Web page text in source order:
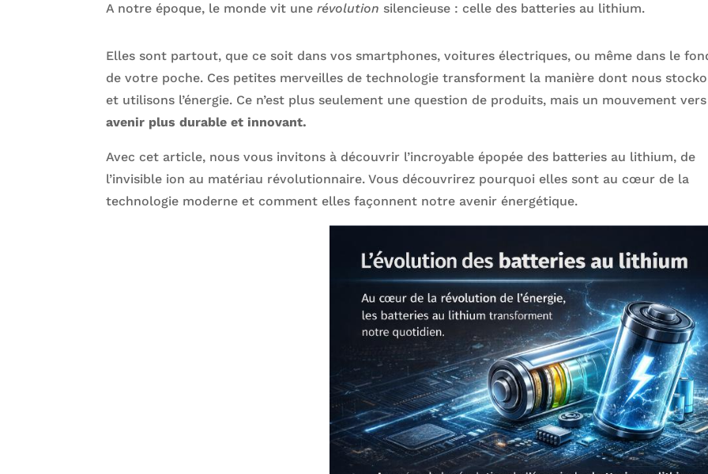
A notre époque, le monde vit unerévolution silencieuse : celle des batteries au lithium.
Elles sont partout, que ce soit dans vos smartphones, voitures électriques, ou même dans le
de votre poche. Ces petites merveilles de technologie transforment la manière dont nous
et utilisons l’énergie. Ce n’est plus seulement une question de produits, mais un mouvement
avenir plus durable et innovant.
Avec cet article, nous vous invitons à découvrir l’incroyable épopée des batteries au lithium, de
l’invisible ion au matériau révolutionnaire. Vous découvrirez pourquoi elles sont au cœur de la
technologie moderne et comment elles façonnent notre avenir énergétique.